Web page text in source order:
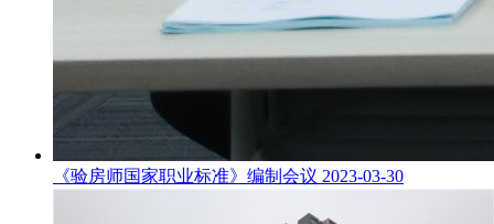
《验房师国家职业标准》编制会议 2023-03-30